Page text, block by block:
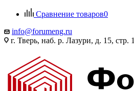
Сравнение товаров0
info@forumeng.ru
г. Тверь, наб. р. Лазури, д. 15, стр. 1